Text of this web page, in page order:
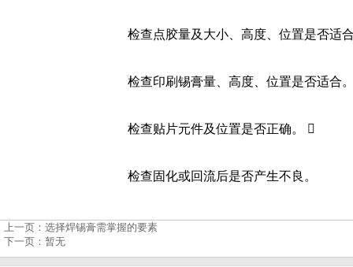
检查点胶量及大小、高度、位置是否适
检查印刷锡膏量、高度、位置是否适合
检查贴片元件及位置是否正确。 
检查固化或回流后是否产生不良。
上一页： 选择焊锡膏需掌握的要素
下一页： 暂无